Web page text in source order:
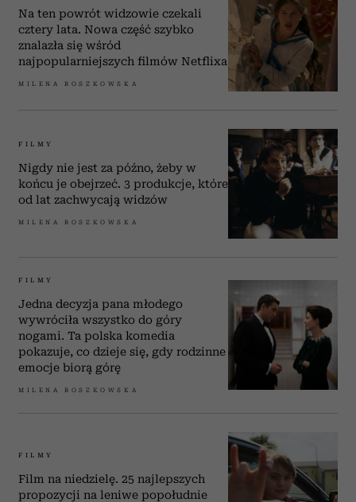
Na ten powrót widzowie czekali
cztery lata. Nowa część szybko
znalazła się wśród
najpopularniejszych filmów Netflixa
MILENA ROSZKOWSKA
FILMY
Nigdy nie jest za późno, żeby w
końcu je obejrzeć. 3 produkcje, które
od lat zachwycają widzów
MILENA ROSZKOWSKA
FILMY
Jedna decyzja pana młodego
wywróciła wszystko do góry
nogami. Ta polska komedia
pokazuje, co dzieje się, gdy rodzinne
emocje biorą górę
MILENA ROSZKOWSKA
FILMY
Film na niedzielę. 25 najlepszych
propozycji na leniwe popołudnie